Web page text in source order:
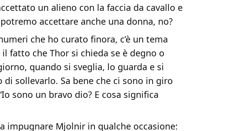
un alieno con la faccia da cavallo e
accettare anche una donna, no?
che ho curato finora, c’è un tema
fatto che Thor si chieda se è degno o
quando si sveglia, lo guarda e si
di sollevarlo. Sa bene che ci sono in giro
sono un bravo dio? E cosa significa
impugnare Mjolnir in qualche occasione: